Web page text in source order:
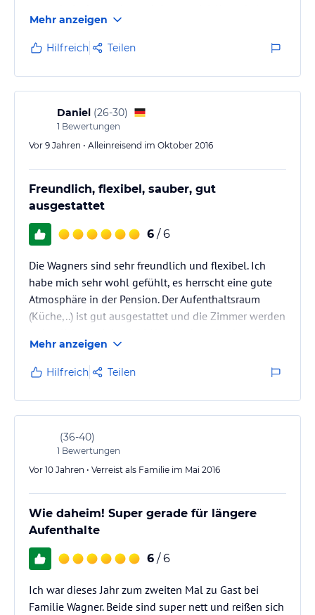
Das Wäscheraum war super und der Zugang zu
Fahrrädern war sehr nützlich in der flachen Stadt
Ingolstadt. Die Pension Wagner liegt in der Nähe von
vielen Restaurants und leichten Zugang zum
Zentrum. Der Qualitätspreis der Beziehung könnte
nicht besser sein. Ich würde…
Mehr anzeigen
Hilfreich Teilen
Daniel (26-30)
1 Bewertungen
Vor 9 Jahren • Alleinreisend im Oktober 2016
Freundlich, flexibel, sauber, gut
ausgestattet
6 / 6
Die Wagners sind sehr freundlich und flexibel. Ich
habe mich sehr wohl gefühlt, es herrscht eine gute
Atmosphäre in der Pension. Der Aufenthaltsraum
(Küche,..) ist gut ausgestattet und die Zimmer werden
Wunsch. Das Frühstück bietet für den geringen Preis
eine gute Auswahl und ist ebenso zu empfehlen.
Mehr anzeigen
Hilfreich Teilen
(36-40)
1 Bewertungen
Vor 10 Jahren • Verreist als Familie im Mai 2016
Wie daheim! Super gerade für längere
Aufenthalte
6 / 6
Ich war dieses Jahr zum zweiten Mal zu Gast bei
Familie Wagner. Beide sind super nett und reißen sich